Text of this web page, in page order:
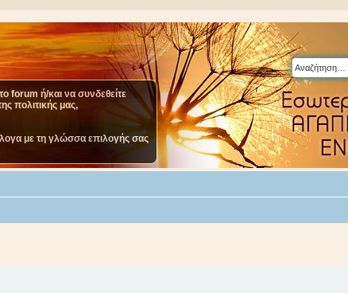
forum ή/και να συνδεθείτε
πολιτικής μας,
με τη γλώσσα επιλογής σας